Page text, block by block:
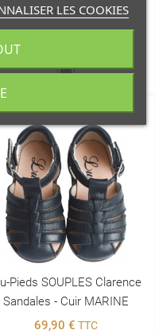
Mini-Alice
Marine
Pieds SOUPLES Clarence
Sandales - Cuir MARINE
69,90 € TTC
LES COOKIES